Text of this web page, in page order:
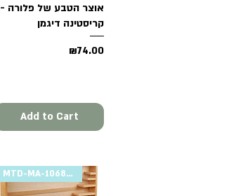
Quick View
אוצר הטבע של פלורה -
קריסטינה דיגמן
Price
₪74.00
Add to Cart
MTD-MA-1068-1